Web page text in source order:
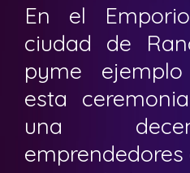
En el
ciudad de
pyme
esta
una